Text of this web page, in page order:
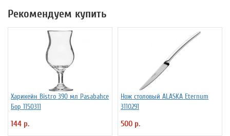
Рекомендуем купить
Харикейн Bistro 390 мл Pasabahce
Бор 1150311
144 р.
Нож столовый ALASKA Eternum
3110291
500 р.